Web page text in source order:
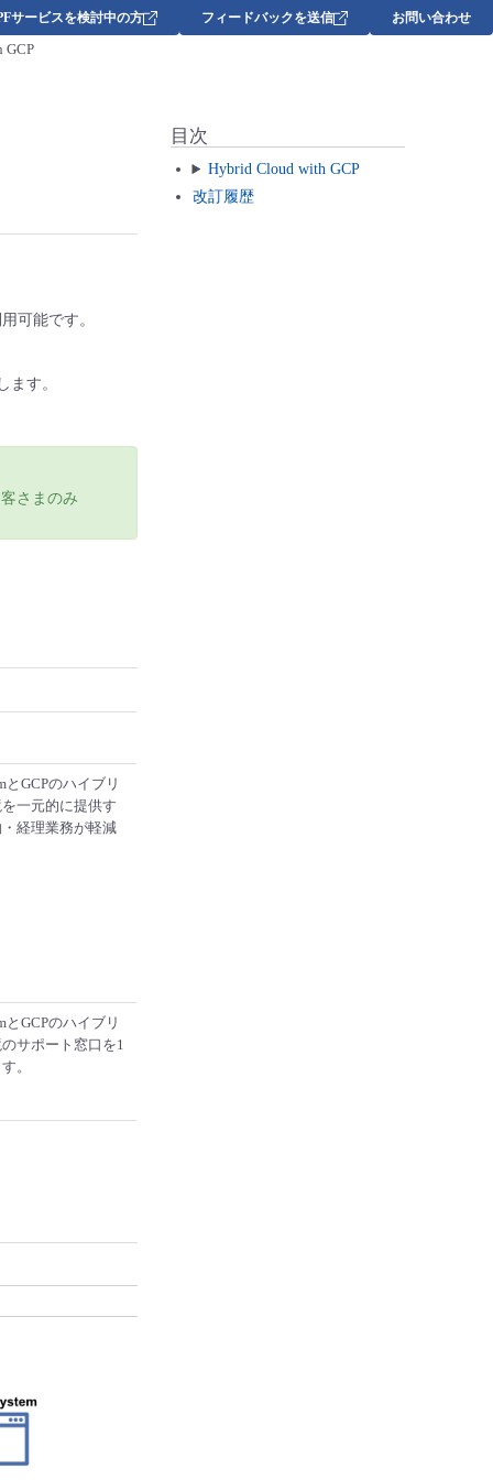
サービスを検討中の方 フィードバックを送信 お問い合わせ
GCP
可能です。
ます。
さまのみ
とGCPのハイブリ
一元的に提供す
経理業務が軽減
とGCPのハイブリ
サポート窓口を1
。
目次
Hybrid Cloud with GCP
改訂履歴